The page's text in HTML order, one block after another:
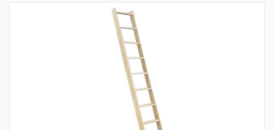
kontakta gärna vår kundtjänst.